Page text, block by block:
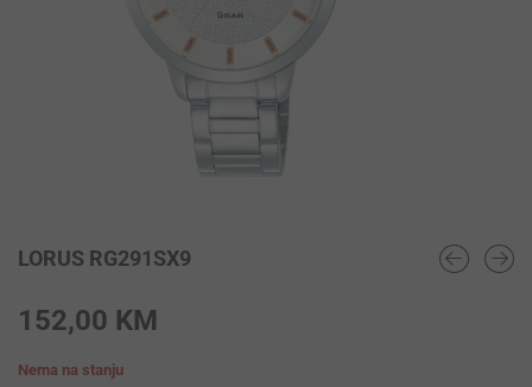
LORUS RG291SX9
152,00 KM
Nema na stanju